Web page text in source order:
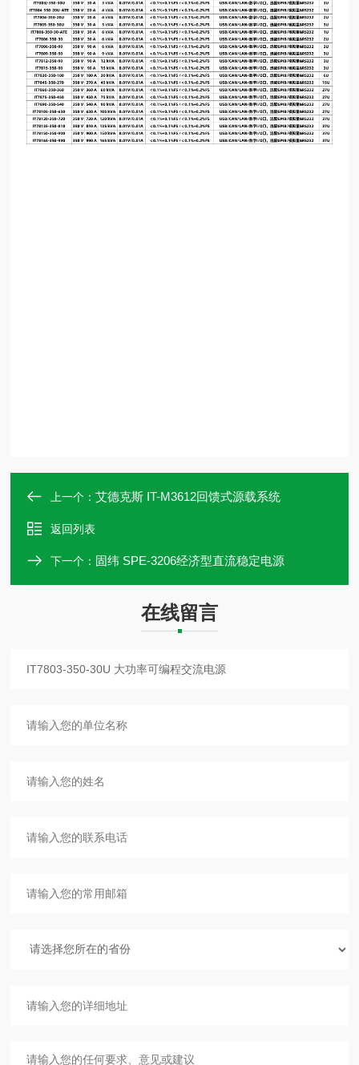
上一个：艾德克斯 IT-M3612回馈式源载系统
返回列表
下一个： 固纬 SPE-3206经济型直流稳定电源
在线留言